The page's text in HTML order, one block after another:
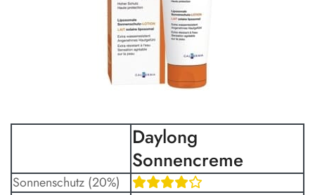
Daylong
Sonnencreme
Sonnenschutz (20%)